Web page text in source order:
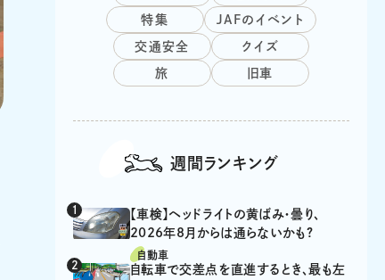
特集 JAFのイベント
交通安全 クイズ
旅 旧車
週間ランキング
【車検】ヘッドライトの黄ばみ・曇り、
2026年8月からは通らないかも?
自動車
自転車で交差点を直進するとき、最も左